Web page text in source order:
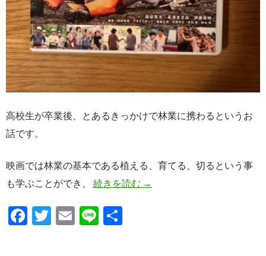
高校生が卒業後、とあるきっかけで林業に携わるというお
話です。
映画では林業の基本である植える、育てる、切るという事
も学ぶことができ、 続きを読む ウッドジョブ！！
→
F
T
E
Li